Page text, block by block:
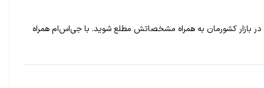
گوشی در بازار کشورمان به همراه مشخصاتش مطلع شوید. با جی‌اس‌ام همراه